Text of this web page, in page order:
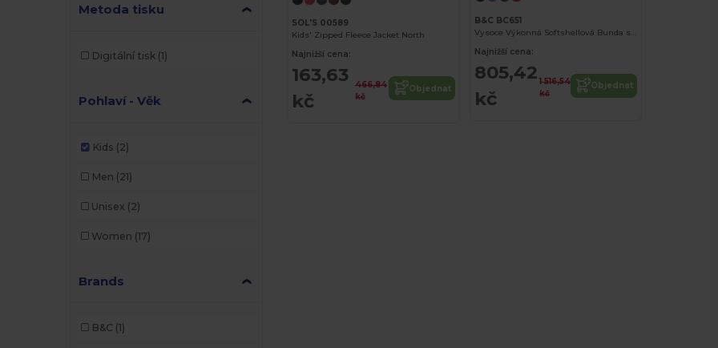
Metoda tisku
Digitální tisk (1)
Pohlaví - Věk
Kids (2)
Men (21)
Unisex (2)
Women (17)
Brands
B&C (1)
SOL'S 00589
Kids' Zipped Fleece Jacket North
Najnižší cena:
163,63
kč
466,84
kč
Objednat
B&C BC651
Vysoce Výkonná Softshellová Bunda s Kapucí
Najnižší cena:
805,42
kč
1 516,54
kč
Objednat